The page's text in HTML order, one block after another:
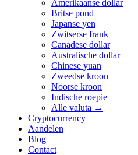
Amerikaanse dollar
Britse pond
Japanse yen
Zwitserse frank
Canadese dollar
Australische dollar
Chinese yuan
Zweedse kroon
Noorse kroon
Indische roepie
Alle valuta →
Cryptocurrency
Aandelen
Blog
Contact